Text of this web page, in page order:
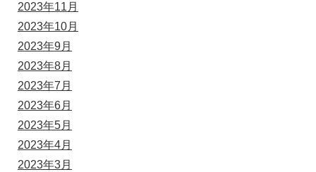
2023年11月
2023年10月
2023年9月
2023年8月
2023年7月
2023年6月
2023年5月
2023年4月
2023年3月